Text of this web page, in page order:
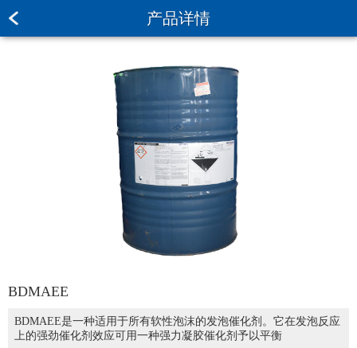
产品详情
BDMAEE
BDMAEE是一种适用于所有软性泡沫的发泡催化剂。它在发泡反应
上的强劲催化剂效应可用一种强力凝胶催化剂予以平衡